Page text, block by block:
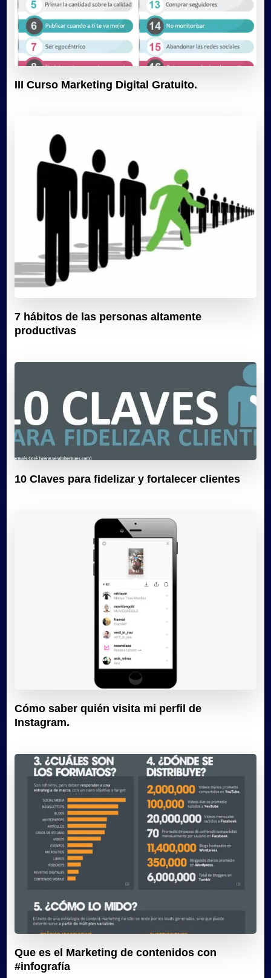
III Curso Marketing Digital Gratuito.
7 hábitos de las personas altamente
productivas
10 Claves para fidelizar y fortalecer clientes
Cómo saber quién visita mi perfil de
Instagram.
Que es el Marketing de contenidos con
#infografía